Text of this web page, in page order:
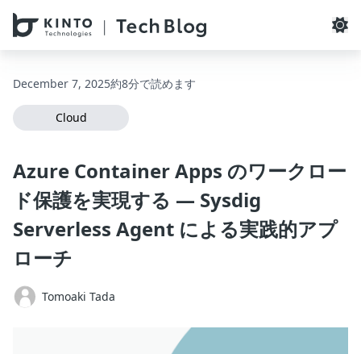
本文へスキップ / Skip to main content
December 7, 2025約8分で読めます
Cloud
Azure Container Apps のワークロー
ド保護を実現する ― Sysdig
Serverless Agent による実践的アプ
ローチ
Tomoaki Tada